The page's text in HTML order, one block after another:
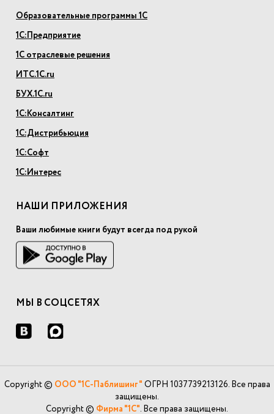
Образовательные программы 1С
1С:Предприятие
1С отраслевые решения
ИТС.1С.ru
БУХ.1С.ru
1С:Консалтинг
1С:Дистрибьюция
1С:Софт
1С:Интерес
НАШИ ПРИЛОЖЕНИЯ
Ваши любимые книги будут всегда под рукой
МЫ В СОЦСЕТЯХ
Copyright © ООО "1С-Паблишинг" ОГРН 1037739213126. Все права
защищены.
Copyright © Фирма "1С". Все права защищены.